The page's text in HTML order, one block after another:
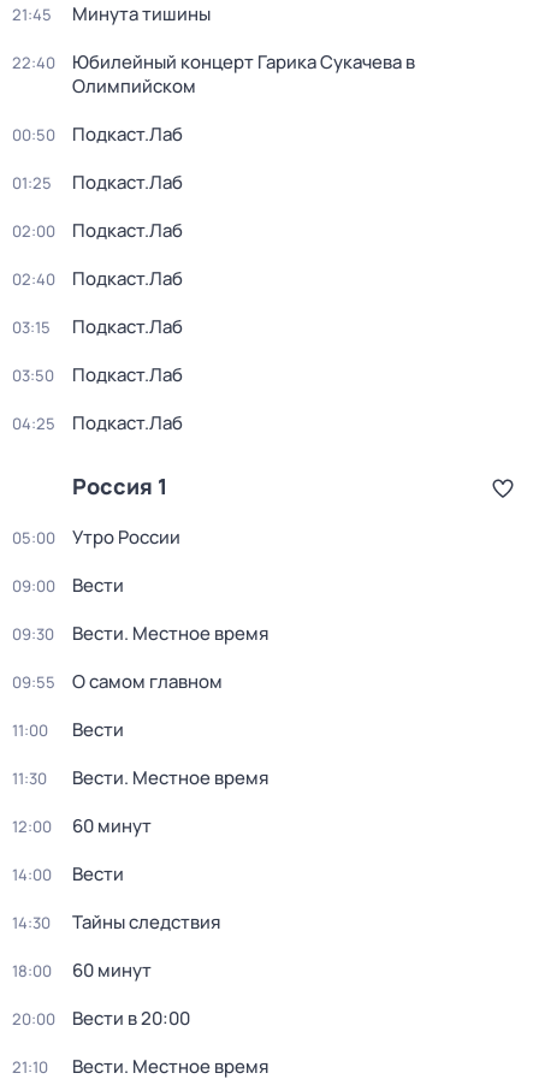
21:45 Минута тишины
22:40
Юбилейный концерт Гарика Сукачева в
Олимпийском
00:50 Подкаст.Лаб
01:25 Подкаст.Лаб
02:00 Подкаст.Лаб
02:40 Подкаст.Лаб
03:15 Подкаст.Лаб
03:50 Подкаст.Лаб
04:25 Подкаст.Лаб
Россия 1
05:00 Утро России
09:00 Вести
09:30 Вести. Местное время
09:55 О самом главном
11:00 Вести
11:30 Вести. Местное время
12:00 60 минут
14:00 Вести
14:30 Тайны следствия
18:00 60 минут
20:00 Вести в 20:00
21:10 Вести. Местное время